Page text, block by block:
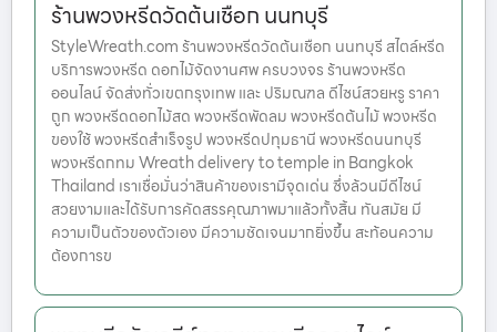
ร้านพวงหรีดวัดต้นเชือก นนทบุรี
StyleWreath.com ร้านพวงหรีดวัดต้นเชือก นนทบุรี สไตล์หรีด
บริการพวงหรีด ดอกไม้จัดงานศพ ครบวงจร ร้านพวงหรีด
ออนไลน์ จัดส่งทั่วเขตกรุงเทพ และ ปริมณฑล ดีไซน์สวยหรู ราคา
ถูก พวงหรีดดอกไม้สด พวงหรีดพัดลม พวงหรีดต้นไม้ พวงหรีด
ของใช้ พวงหรีดสำเร็จรูป พวงหรีดปทุมธานี พวงหรีดนนทบุรี
พวงหรีดกทม Wreath delivery to temple in Bangkok
Thailand เราเชื่อมั่นว่าสินค้าของเรามีจุดเด่น ซึ่งล้วนมีดีไซน์
สวยงามและได้รับการคัดสรรคุณภาพมาแล้วทั้งสิ้น ทันสมัย มี
ความเป็นตัวของตัวเอง มีความชัดเจนมากยิ่งขึ้น สะท้อนความ
ต้องการข